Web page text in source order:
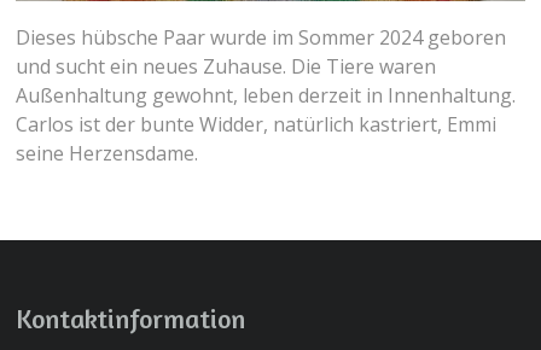
Dieses hübsche Paar wurde im Sommer 2024 geboren
und sucht ein neues Zuhause. Die Tiere waren
Außenhaltung gewohnt, leben derzeit in Innenhaltung.
Carlos ist der bunte Widder, natürlich kastriert, Emmi
seine Herzensdame.
Kontaktinformation